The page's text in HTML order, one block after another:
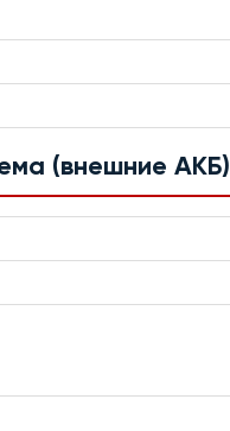
(внешние АКБ)